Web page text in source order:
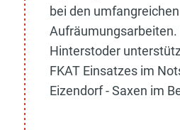
bei den umfangreichen
Aufräumungsarbeiten.
Hinterstoder
FKAT Einsatzes im
Eizendorf - Saxen im